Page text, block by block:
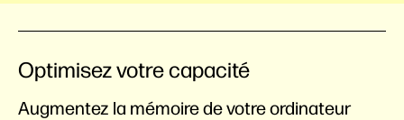
Optimisez votre capacité
Augmentez la mémoire de votre ordinateur